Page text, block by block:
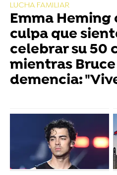
LUCHA FAMILIAR
Emma Heming
culpa que
celebrar su 50
mientras
demencia: